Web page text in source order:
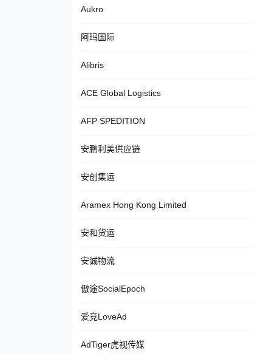
Aukro
阿玛国际
Alibris
ACE Global Logistics
AFP SPEDITION
安鹏利美供应链
安创集运
Aramex Hong Kong Limited
安和货运
安诚物流
傲途SocialEpoch
爱竞LoveAd
AdTiger虎视传媒